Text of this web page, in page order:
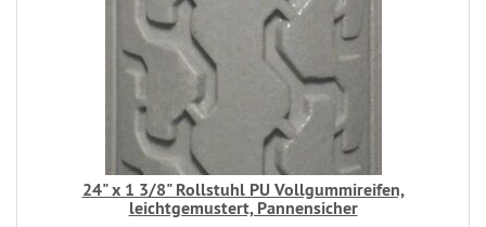
24" x 1 3/8" Rollstuhl PU Vollgummireifen,
leichtgemustert, Pannensicher